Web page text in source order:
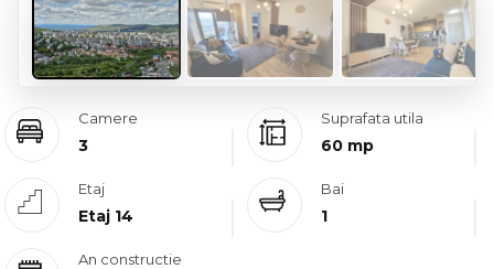
Camere
3
Suprafata utila
60 mp
Etaj
Etaj 14
Bai
1
An constructie